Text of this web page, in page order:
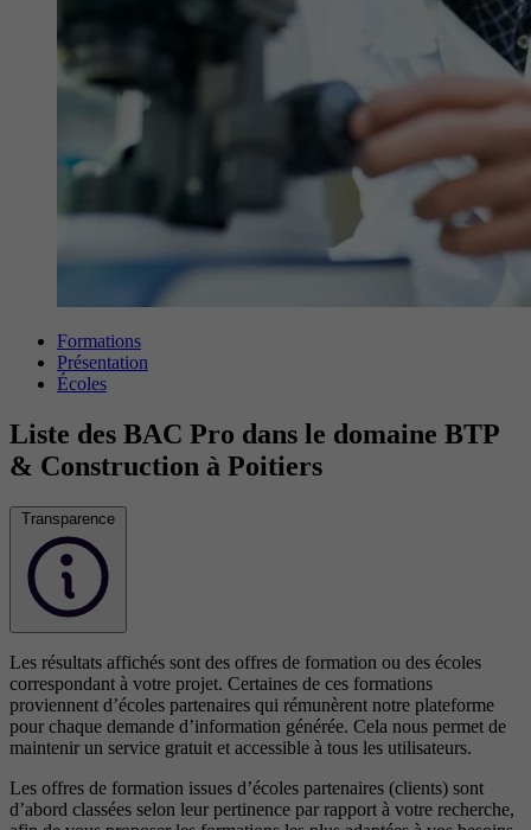
Formations
Présentation
Écoles
Liste des BAC Pro dans le domaine BTP
& Construction à Poitiers
Transparence
Les résultats affichés sont des offres de formation ou des écoles
correspondant à votre projet. Certaines de ces formations
proviennent d’écoles partenaires qui rémunèrent notre plateforme
pour chaque demande d’information générée. Cela nous permet de
maintenir un service gratuit et accessible à tous les utilisateurs.
Les offres de formation issues d’écoles partenaires (clients) sont
d’abord classées selon leur pertinence par rapport à votre recherche,